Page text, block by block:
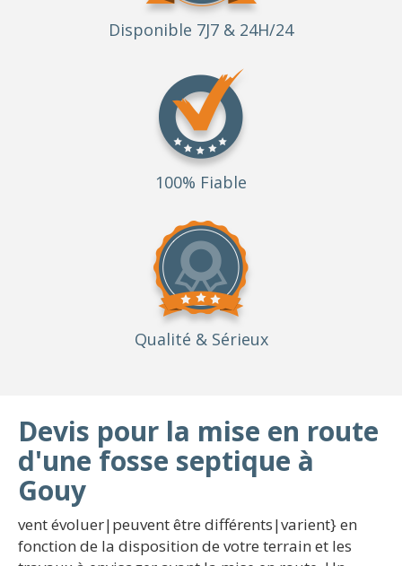
Disponible 7J7 & 24H/24
100% Fiable
Qualité & Sérieux
Devis pour la mise en route
d'une fosse septique à
Gouy
vent évoluer|peuvent être différents|varient} en
fonction de la disposition de votre terrain et les